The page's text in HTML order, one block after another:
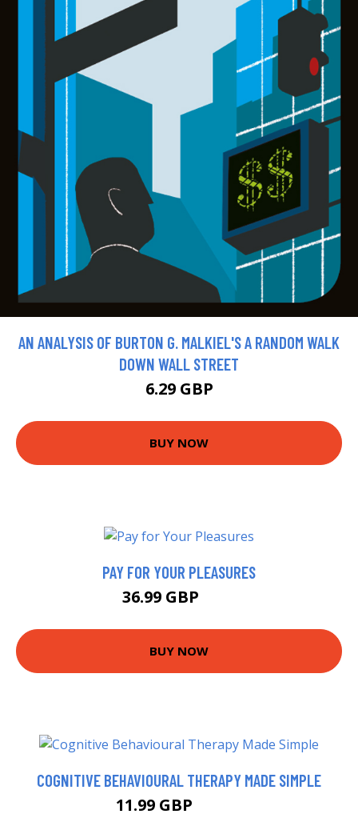
AN ANALYSIS OF BURTON G. MALKIEL'S A RANDOM WALK
DOWN WALL STREET
6.29 GBP
BUY NOW
PAY FOR YOUR PLEASURES
36.99 GBP
BUY NOW
COGNITIVE BEHAVIOURAL THERAPY MADE SIMPLE
11.99 GBP